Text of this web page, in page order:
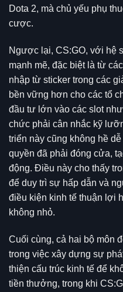
Dota 2, mà chủ yếu phụ
cược.
Ngược lại, CS:GO, với hệ
mạnh mẽ, đặc biệt là từ
nhập từ sticker trong các
bền vững hơn cho các tổ
đầu tư lớn vào các slot
chức phải cân nhắc kỹ
triển này cũng không hề
quyền đã phải đóng cửa,
động. Điều này cho thấy
để duy trì sự hấp dẫn và
điều kiện kinh tế thuận lợi
không nhỏ.
Cuối cùng, cả hai bộ môn
trong việc xây dựng sự
thiện cấu trúc kinh tế để
tiền thưởng, trong khi